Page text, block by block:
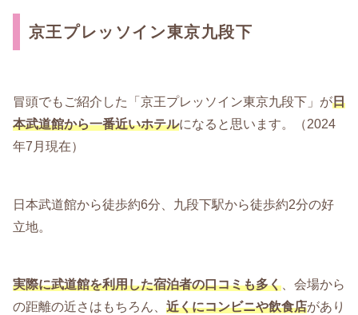
京王プレッソイン東京九段下
冒頭でもご紹介した「京王プレッソイン東京九段下」が日
本武道館から一番近いホテルになると思います。（2024
年7月現在）
日本武道館から徒歩約6分、九段下駅から徒歩約2分の好
立地。
実際に武道館を利用した宿泊者の口コミも多く 、会場から
の距離の近さはもちろん、 近くにコンビニや飲食店があり